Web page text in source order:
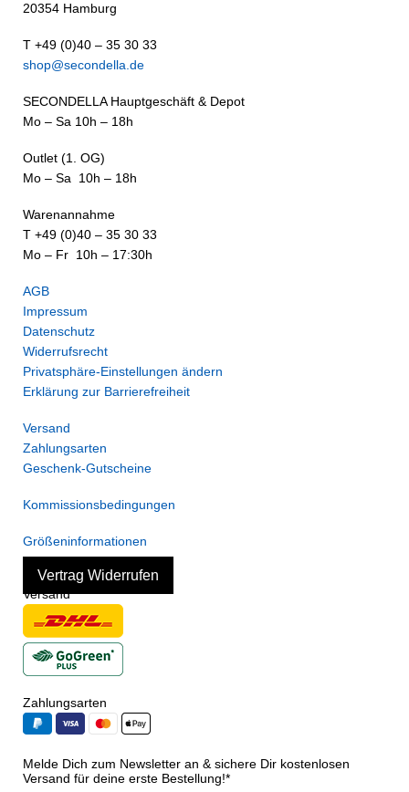
20354 Hamburg
T +49 (0)40 – 35 30 33
shop@secondella.de
SECONDELLA Hauptgeschäft & Depot
Mo – Sa 10h – 18h
Outlet (1. OG)
Mo – Sa 10h – 18h
Warenannahme
T +49 (0)40 – 35 30 33
Mo – Fr 10h – 17:30h
AGB
Impressum
Datenschutz
Widerrufsrecht
Privatsphäre-Einstellungen ändern
Erklärung zur Barrierefreiheit
Versand
Zahlungsarten
Geschenk-Gutscheine
Kommissionsbedingungen
Größeninformationen
Vertrag Widerrufen
Versand
Zahlungsarten
Melde Dich zum Newsletter an & sichere Dir kostenlosen
Versand für deine erste Bestellung!*